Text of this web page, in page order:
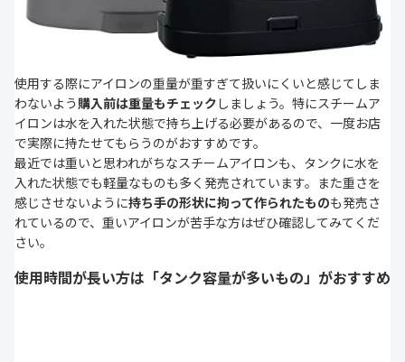
使用する際にアイロンの重量が重すぎて扱いにくいと感じてしま
わないよう購入前は重量もチェック しましょう。特にスチームア
イロンは水を入れた状態で持ち上げる必要があるので、一度お店
で実際に持たせてもらうのがおすすめです。
最近では重いと思われがちなスチームアイロンも、タンクに水を
入れた状態でも軽量なものも多く発売されています。また重さを
感じさせないように持ち手の形状に拘って作られたものも発売さ
れているので、重いアイロンが苦手な方はぜひ確認してみてくだ
さい。
使用時間が長い方は「タンク容量が多いもの」がおすすめ